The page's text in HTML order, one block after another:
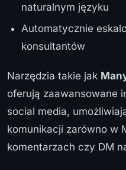
naturalnym języku
Automatycznie
konsultantów
Narzędzia takie jak
oferują zaawansowane
social media,
komunikacji zarówno w
komentarzach czy DM